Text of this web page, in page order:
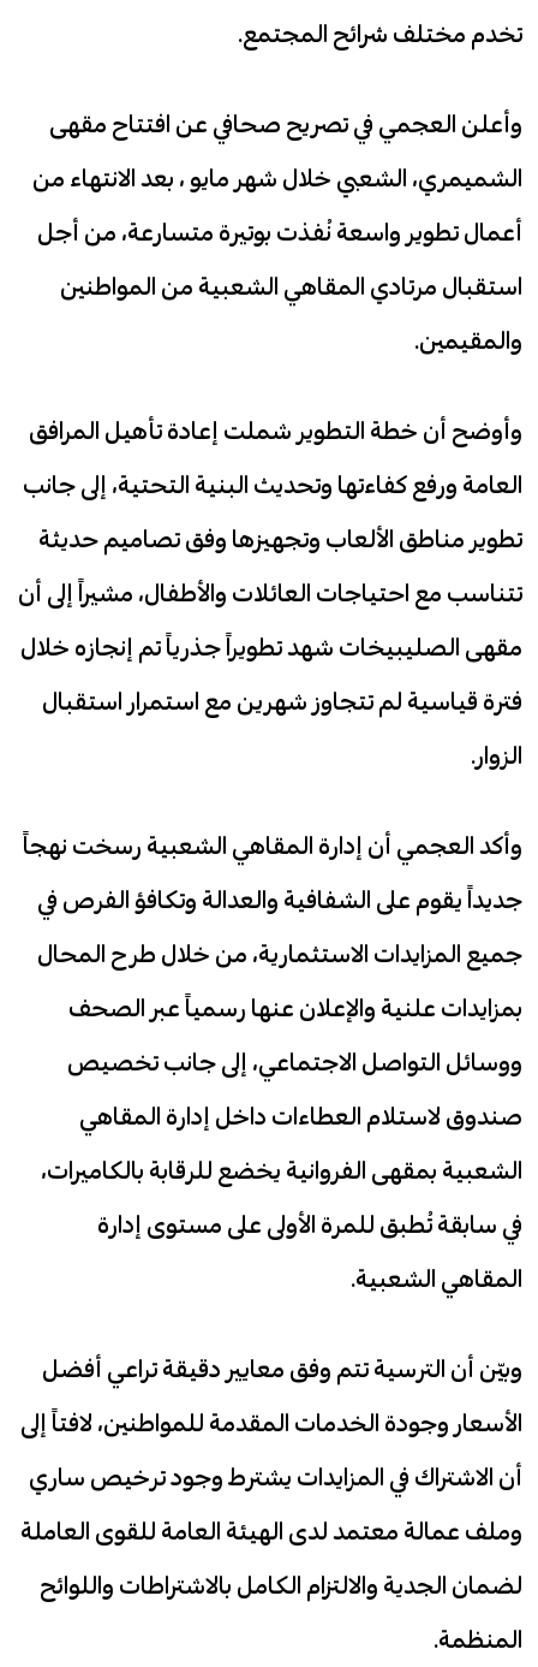
تخدم مختلف شرائح المجتمع.
وأعلن العجمي في تصريح صحافي عن افتتاح مقهى
الشميمري، الشعبي خلال شهر مايو ، بعد الانتهاء من
أعمال تطوير واسعة نُفذت بوتيرة متسارعة، من أجل
استقبال مرتادي المقاهي الشعبية من المواطنين
والمقيمين.
وأوضح أن خطة التطوير شملت إعادة تأهيل المرافق
العامة ورفع كفاءتها وتحديث البنية التحتية، إلى جانب
تطوير مناطق الألعاب وتجهيزها وفق تصاميم حديثة
تتناسب مع احتياجات العائلات والأطفال، مشيراً إلى أن
مقهى الصليبيخات شهد تطويراً جذرياً تم إنجازه خلال
فترة قياسية لم تتجاوز شهرين مع استمرار استقبال
الزوار.
وأكد العجمي أن إدارة المقاهي الشعبية رسخت نهجاً
جديداً يقوم على الشفافية والعدالة وتكافؤ الفرص في
جميع المزايدات الاستثمارية، من خلال طرح المحال
بمزايدات علنية والإعلان عنها رسمياً عبر الصحف
ووسائل التواصل الاجتماعي، إلى جانب تخصيص
صندوق لاستلام العطاءات داخل إدارة المقاهي
الشعبية بمقهى الفروانية يخضع للرقابة بالكاميرات،
في سابقة تُطبق للمرة الأولى على مستوى إدارة
المقاهي الشعبية.
وبيّن أن الترسية تتم وفق معايير دقيقة تراعي أفضل
الأسعار وجودة الخدمات المقدمة للمواطنين، لافتاً إلى
أن الاشتراك في المزايدات يشترط وجود ترخيص ساري
وملف عمالة معتمد لدى الهيئة العامة للقوى العاملة
لضمان الجدية والالتزام الكامل بالاشتراطات واللوائح
المنظمة.